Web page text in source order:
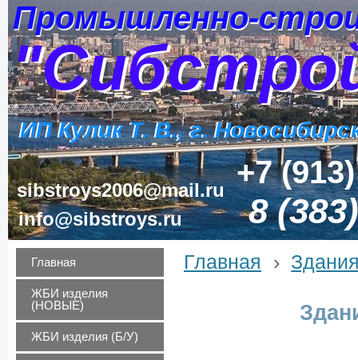
8
info@sibstroys.ru
sibstroys2006@mail.ru
Промышленно-
Промышленно-
ИП Кулик Т. В., г.
ИП Кулик Т. В., г.
+7
Главная
ЖБИ изделия
(НОВЫЕ)
ЖБИ изделия (Б/У)
Главная ›